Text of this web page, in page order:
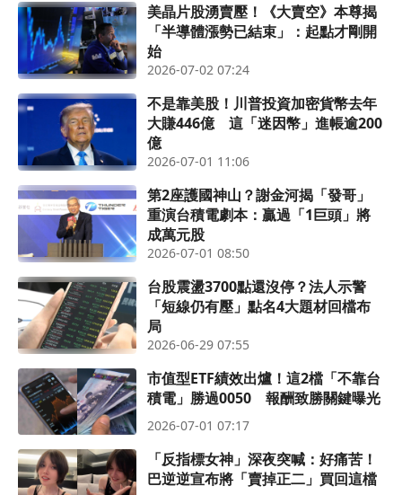
美晶片股湧賣壓！《大賣空》本尊揭
「半導體漲勢已結束」：起點才剛開
始
2026-07-02 07:24
不是靠美股！川普投資加密貨幣去年
大賺446億 這「迷因幣」進帳逾200
億
2026-07-01 11:06
第2座護國神山？謝金河揭「發哥」
重演台積電劇本：贏過「1巨頭」將
成萬元股
2026-07-01 08:50
台股震盪3700點還沒停？法人示警
「短線仍有壓」點名4大題材回檔布
局
2026-06-29 07:55
市值型ETF績效出爐！這2檔「不靠台
積電」勝過0050 報酬致勝關鍵曝光
2026-07-01 07:17
「反指標女神」深夜突喊：好痛苦！
巴逆逆宣布將「賣掉正二」買回這檔